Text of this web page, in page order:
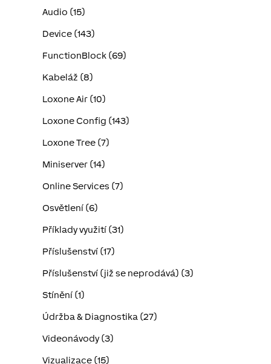
Audio (15)
Device (143)
FunctionBlock (69)
Kabeláž (8)
Loxone Air (10)
Loxone Config (143)
Loxone Tree (7)
Miniserver (14)
Online Services (7)
Osvětlení (6)
Příklady využití (31)
Příslušenství (17)
Příslušenství (již se neprodává) (3)
Stínění (1)
Údržba & Diagnostika (27)
Videonávody (3)
Vizualizace (15)